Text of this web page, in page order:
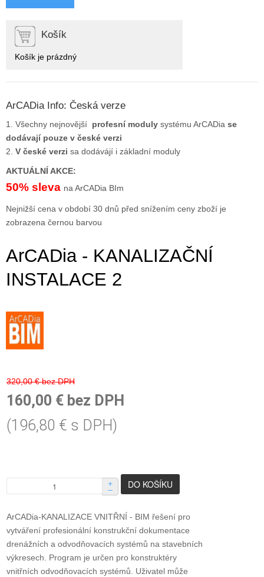
Košík
Košík je prázdný
ArCADia Info: Česká verze
1. Všechny nejnovější profesní moduly systému ArCADia se
dodávají pouze v české verzi
2. V české verzi sa dodávájí i základní moduly
AKTUÁLNÍ AKCE:
50% sleva na ArCADia BIm
Nejnižší cena v období 30 dnů před snížením ceny zboží je
zobrazena černou barvou
ArCADia - KANALIZAČNÍ
INSTALACE 2
320,00 € bez DPH
160,00 € bez DPH
(196,80 € s DPH)
+
–
ArCADia-KANALIZACE VNITŘNÍ - BIM řešení pro
vytváření profesionální konstrukční dokumentace
drenážních a odvodňovacích systémů na stavebních
výkresech. Program je určen pro konstruktéry
vnitřních odvodňovacích systémů. Uživatel může